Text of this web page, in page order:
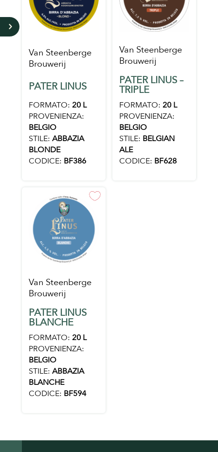
5
Van Steenberge
Brouwerij
PATER LINUS
FORMATO: 20 L
PROVENIENZA:
BELGIO
STILE: ABBAZIA
BLONDE
CODICE: BF386
Van Steenberge
Brouwerij
PATER LINUS –
TRIPLE
FORMATO: 20 L
PROVENIENZA:
BELGIO
STILE: BELGIAN
ALE
CODICE: BF628
Van Steenberge
Brouwerij
PATER LINUS
BLANCHE
FORMATO: 20 L
PROVENIENZA:
BELGIO
STILE: ABBAZIA
BLANCHE
CODICE: BF594